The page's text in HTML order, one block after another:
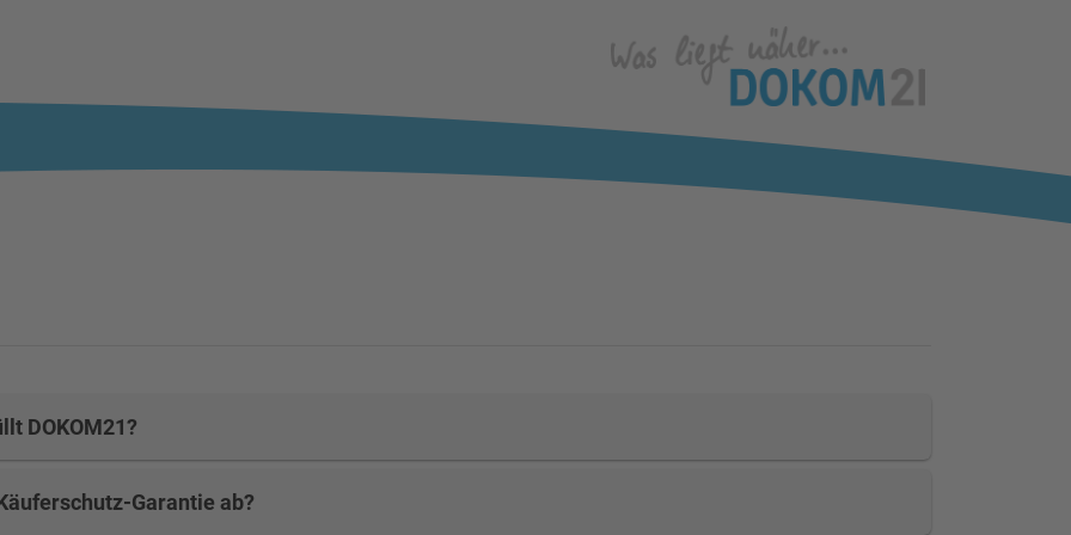
DOKOM21?
Garantie ab?